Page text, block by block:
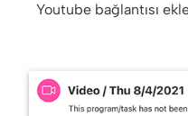
Youtube bağlantısı